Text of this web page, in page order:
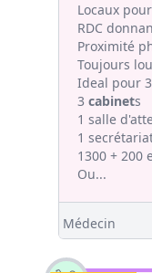
Locaux pour
RDC
Proximité
Toujours
Ideal pour 3
3 cabinets
1 salle
1
1300 + 200
Ou...
Médecin